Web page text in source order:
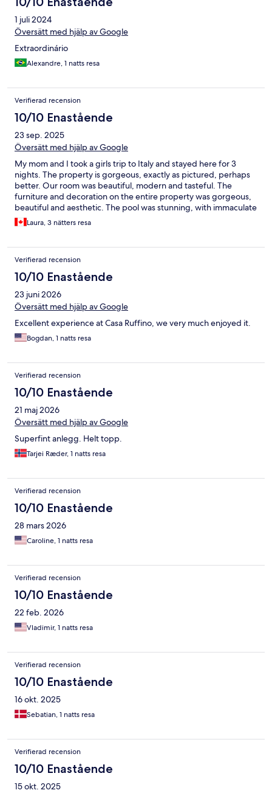
1 juli 2024
Översätt med hjälp av Google
Extraordinário
Alexandre, 1 natts resa
Verifierad recension
10/10 Enastående
23 sep. 2025
Översätt med hjälp av Google
My mom and I took a girls trip to Italy and stayed here for 3
nights. The property is gorgeous, exactly as pictured, perhaps
better. Our room was beautiful, modern and tasteful. The
furniture and decoration on the entire property was gorgeous,
beautiful and aesthetic. The pool was stunning, with immaculate
views of the vineyard. You can have their wine by the pool and it
made for perfect pool days. The staff was amazing, extremely
vineyard tour/wine tasting (which I highly recommend! It was a
highlight). We had breakfast included and the options were
exceptional. Homemade bread and pastries, meats, cheeses,
scrambled eggs, yoghurt, their prosecco! The woman who
managed the breakfast was wonderful! She was so supportive
of my attempts of ordering my coffee in Italian. While we were
restaurant. this was communicated well in advance of our
reservation and didn't deter us. Shortly before our stay we were
options was a cooking class at their other vineyard up the hill. It
was extremely reasonably priced, with transportation included
here anytime and look forward to a longer stay next time. It is
also extremely close to Florence and a very easy drive from the
city.
Laura, 3 nätters resa
Verifierad recension
10/10 Enastående
23 juni 2026
Översätt med hjälp av Google
Excellent experience at Casa Ruffino, we very much enjoyed it.
Bogdan, 1 natts resa
Verifierad recension
10/10 Enastående
21 maj 2026
Översätt med hjälp av Google
Superfint anlegg. Helt topp.
Tarjei Ræder, 1 natts resa
Verifierad recension
10/10 Enastående
28 mars 2026
Caroline, 1 natts resa
Verifierad recension
10/10 Enastående
22 feb. 2026
Vladimir, 1 natts resa
Verifierad recension
10/10 Enastående
16 okt. 2025
Sebatian, 1 natts resa
Verifierad recension
10/10 Enastående
15 okt. 2025